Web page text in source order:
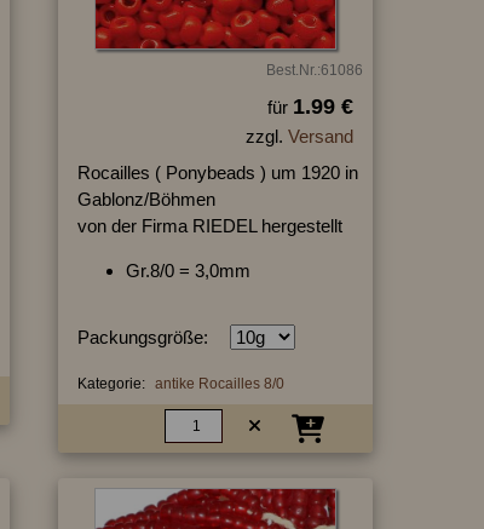
Best.Nr.:61086
für 1.99 €
zzgl. Versand
Rocailles ( Ponybeads ) um 1920 in
Gablonz/Böhmen
von der Firma RIEDEL hergestellt
Gr.8/0 = 3,0mm
Packungsgröße:
Kategorie: antike Rocailles 8/0